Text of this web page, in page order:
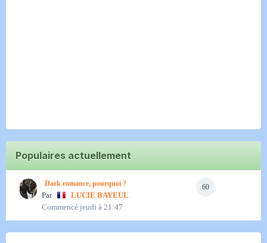
Populaires actuellement
60
Dark romance, pourquoi ?
Par
LUCIE BAYEUL
Commencé jeudi à 21:47